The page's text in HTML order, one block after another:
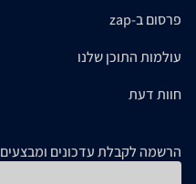
פרסום ב-zap
עולמות התוכן שלנו
חוות דעת
הרשמה לקבלת עדכונים ומבצעים